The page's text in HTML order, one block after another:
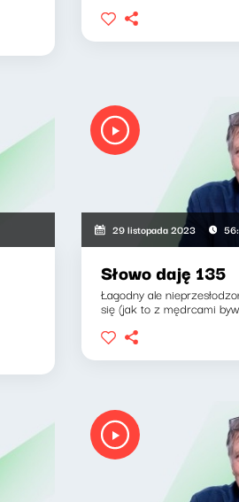
29 listopada 2023
Słowo daję 135
Łagodny ale
się (jak to z mędrcami